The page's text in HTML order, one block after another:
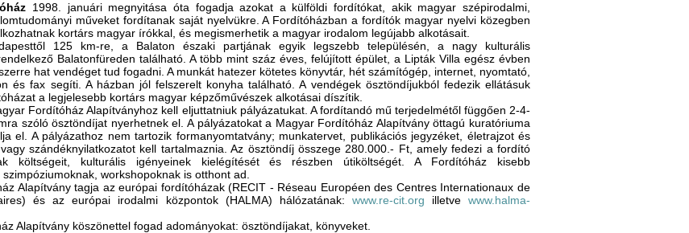
1998. januári megnyitása óta fogadja azokat a külföldi fordítókat, akik magyar szépirodalmi,
műveket fordítanak saját nyelvükre. A Fordítóházban a fordítók magyar nyelvi közegben
kortárs magyar írókkal, és megismerhetik a magyar irodalom legújabb alkotásait.
125 km-re, a Balaton északi partjának egyik legszebb településén, a nagy kulturális
Balatonfüreden található. A több mint száz éves, felújított épület, a Lipták Villa egész évben
hat vendéget tud fogadni. A munkát hatezer kötetes könyvtár, hét számítógép, internet, nyomtató,
és fax segíti. A házban jól felszerelt konyha található. A vendégek ösztöndíjukból fedezik ellátásuk
a legjelesebb kortárs magyar képzőművészek alkotásai díszítik.
Fordítóház Alapítványhoz kell eljuttatniuk pályázatukat. A fordítandó mű terjedelmétől függően 2-4-
szóló ösztöndíjat nyerhetnek el. A pályázatokat a Magyar Fordítóház Alapítvány öttagú kuratóriuma
el. A pályázathoz nem tartozik formanyomtatvány; munkatervet, publikációs jegyzéket, életrajzot és
szándéknyilatkozatot kell tartalmaznia. Az ösztöndíj összege 280.000.- Ft, amely fedezi a fordító
költségeit, kulturális igényeinek kielégítését és részben útiköltségét. A Fordítóház kisebb
workshopoknak is otthont ad.
Alapítvány tagja az európai fordítóházak (RECIT - Réseau Européen des Centres Internationaux de
és az európai irodalmi központok (HALMA) hálózatának: www.re-cit.org illetvewww.halma-
Alapítvány köszönettel fogad adományokat: ösztöndíjakat, könyveket.